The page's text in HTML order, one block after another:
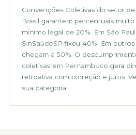
Convenções Coletivas do setor
Brasil garantem percentuais
mínimo legal de 20%. Em São
SinSaúdeSP fixou 40%. Em
chegam a 50%. O
coletivas em Pernambuco gera
retroativa com correção e juros.
sua categoria.